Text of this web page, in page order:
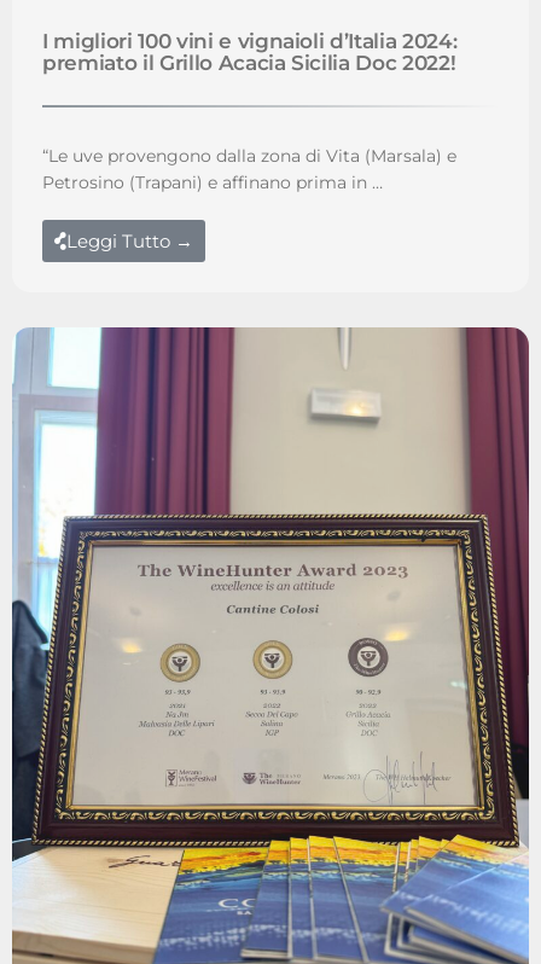
I migliori 100 vini e vignaioli d’Italia 2024:
premiato il Grillo Acacia Sicilia Doc 2022!
“Le uve provengono dalla zona di Vita (Marsala) e
Petrosino (Trapani) e affinano prima in …
Leggi Tutto →